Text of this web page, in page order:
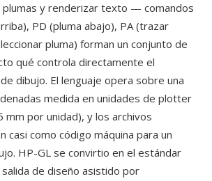
plumas y renderizar texto — comandos
PD (pluma abajo), PA (trazar
pluma) forman un conjunto de
qué controla directamente el
dibujo. El lenguaje opera sobre una
medida en unidades de plotter
mm por unidad), y los archivos
casi como código máquina para un
HP-GL se convirtio en el estándar
de diseño asistido por